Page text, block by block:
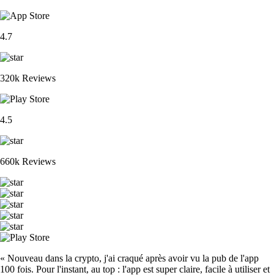
4.7
320k Reviews
4.5
660k Reviews
« Nouveau dans la crypto, j'ai craqué après avoir vu la pub de l'app
100 fois. Pour l'instant, au top : l'app est super claire, facile à utiliser et